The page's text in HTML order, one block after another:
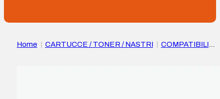
Home CARTUCCE / TONER / NASTRI
COMPATIBILI